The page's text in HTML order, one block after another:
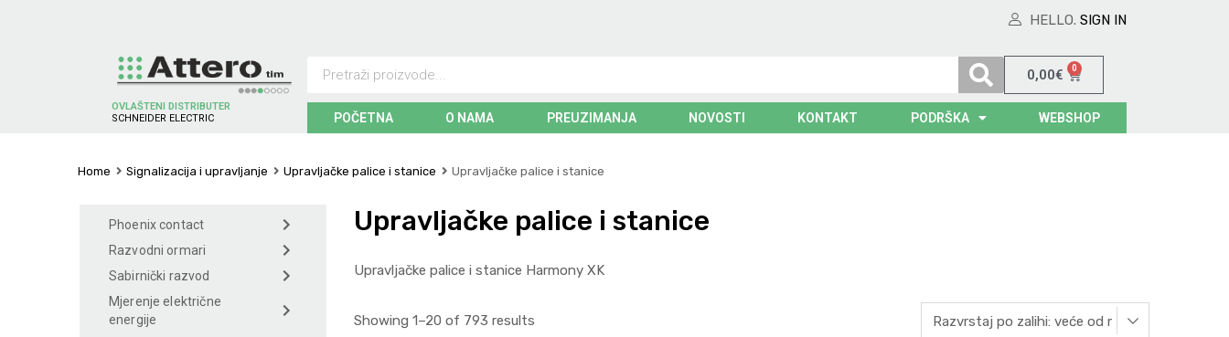
HELLO. SIGN IN
OVLAŠTENI DISTRIBUTER
SCH N EI D ER ELECTR C
0,00€ 0
POČETNA O NAMA PREUZIMANJA NOVOSTI KONTAKT PODRŠKA WEBSHOP
Home Signalizacija i upravljanje Upravljačke palice i stanice Upravljačke palice i stanice
Upravljačke palice i stanice
Upravljačke palice i stanice Harmony XK
Showing 1–20 of 793 results
Phoenix contact
Razvodni ormari
Sabirnički razvod
Mjerenje električne
energije